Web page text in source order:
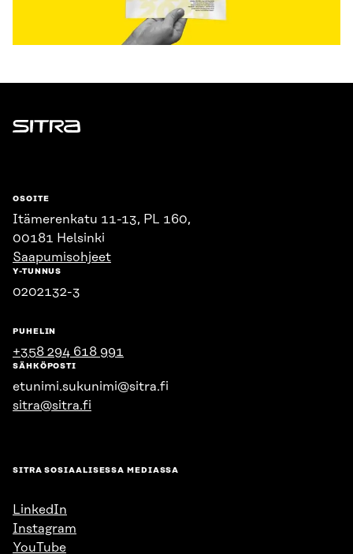
Sitra
OSOITE
Itämerenkatu 11-13, PL 160,
00181 Helsinki
Saapumisohjeet
Y-TUNNUS
0202132-3
PUHELIN
+358 294 618 991
SÄHKÖPOSTI
etunimi.sukunimi@sitra.fi
sitra@sitra.fi
SITRA SOSIAALISESSA MEDIASSA
LinkedIn
Instagram
YouTube